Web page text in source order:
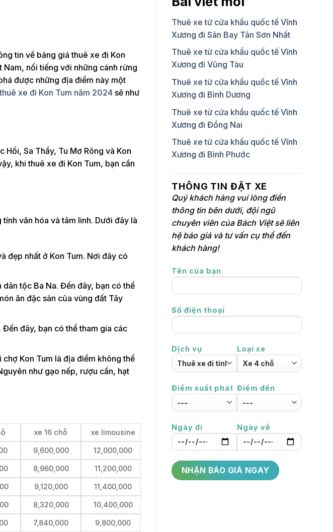
tin về bảng giá thuê xe đi Kon
Nam, nổi tiếng với những cánh rừng
được những địa điểm này một
xe đi Kon Tum năm 2024 sẽ như
Sa Thầy, Tu Mơ Rông và Kon
khi thuê xe đi Kon Tum, bạn cần
văn hóa và tâm linh. Dưới đây là
đẹp nhất ở Kon Tum. Nơi đây có
tộc Ba Na. Đến đây, bạn có thể
ăn đặc sản của vùng đất Tây
đây, bạn có thể tham gia các
Kon Tum là địa điểm không thể
như gạo nếp, rượu cần, hạt
xe 16 chỗ xe limousine
9,600,000 12,000,000
8,960,000 11,200,000
9,120,000 11,400,000
8,320,000 10,400,000
7,840,000 9,800,000
Thuê xe từ cửa khẩu quốc tế Vĩnh
Xương đi Sân Bay Tân Sơn Nhất
Thuê xe từ cửa khẩu quốc tế Vĩnh
Xương đi Vũng Tàu
Thuê xe từ cửa khẩu quốc tế Vĩnh
Xương đi Bình Dương
Thuê xe từ cửa khẩu quốc tế Vĩnh
Xương đi Đồng Nai
Thuê xe từ cửa khẩu quốc tế Vĩnh
Xương đi Bình Phước
THÔNG TIN ĐẶT XE
Quý khách hàng vui lòng điền
thông tin bên dưới, đội ngũ
chuyên viên của Bách Việt sẽ liên
hệ báo giá và tư vấn cụ thể đến
khách hàng!
Tên của bạn
Số điện thoại
Dịch vụ Loại xe
Điểm xuất phát Điểm đến
Ngày đi Ngày về